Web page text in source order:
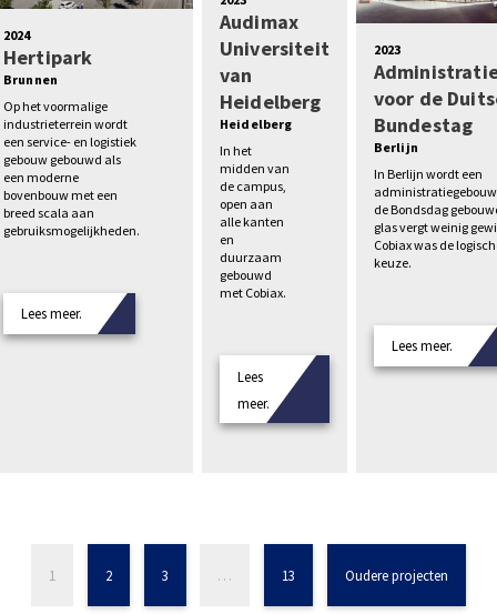
2024
Hertipark
Brunnen
Op het voormalige
industrieterrein wordt
een service- en logistiek
gebouw gebouwd als
een moderne
bovenbouw met een
breed scala aan
gebruiksmogelijkheden.
Lees meer.
Audimax
Universiteit
van
Heidelberg
Heidelberg
In het
midden van
de campus,
open aan
alle kanten
en
duurzaam
gebouwd
met Cobiax.
Lees
meer.
2023
voor de
Bundestag
Berlijn
In Berlijn wordt een
de Bondsdag
glas vergt weinig
Cobiax was de
keuze.
Lees meer.
1 2 3 … 13 Oudere projecten